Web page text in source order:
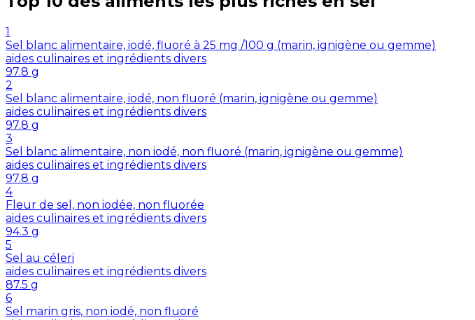
1
Sel blanc alimentaire, iodé, fluoré à 25 mg /100 g (marin, ignigène ou gemme)
aides culinaires et ingrédients divers
97.8 g
2
Sel blanc alimentaire, iodé, non fluoré (marin, ignigène ou gemme)
aides culinaires et ingrédients divers
97.8 g
3
Sel blanc alimentaire, non iodé, non fluoré (marin, ignigène ou gemme)
aides culinaires et ingrédients divers
97.8 g
4
Fleur de sel, non iodée, non fluorée
aides culinaires et ingrédients divers
94.3 g
5
Sel au céleri
aides culinaires et ingrédients divers
87.5 g
6
Sel marin gris, non iodé, non fluoré